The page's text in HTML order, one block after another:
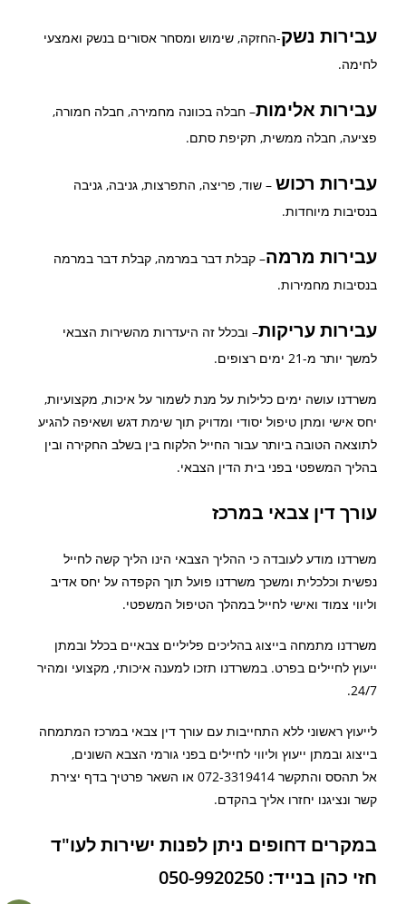
עבירות נשק-החזקה, שימוש ומסחר אסורים בנשק ואמצעי
לחימה.
עבירות אלימות– חבלה בכוונה מחמירה, חבלה חמורה,
פציעה, חבלה ממשית, תקיפת סתם.
עבירות רכוש – שוד, פריצה, התפרצות, גניבה, גניבה
בנסיבות מיוחדות.
עבירות מרמה– קבלת דבר במרמה, קבלת דבר במרמה
בנסיבות מחמירות.
עבירות עריקות– ובכלל זה היעדרות מהשירות הצבאי
למשך יותר מ-21 ימים רצופים.
משרדנו עושה ימים כלילות על מנת לשמור על איכות, מקצועיות,
יחס אישי ומתן טיפול יסודי ומדויק תוך שימת דגש ושאיפה להגיע
לתוצאה הטובה ביותר עבור החייל הלקוח בין בשלב החקירה ובין
בהליך המשפטי בפני בית הדין הצבאי.
עורך דין צבאי במרכז
משרדנו מודע לעובדה כי ההליך הצבאי הינו הליך קשה לחייל
נפשית וכלכלית ומשכך משרדנו פועל תוך הקפדה על יחס אדיב
וליווי צמוד ואישי לחייל במהלך הטיפול המשפטי.
משרדנו מתמחה בייצוג בהליכים פליליים צבאיים בכלל ובמתן
ייעוץ לחיילים בפרט. במשרדנו תזכו למענה איכותי, מקצועי ומהיר
24/7.
לייעוץ ראשוני ללא התחייבות עם עורך דין צבאי במרכז המתמחה
בייצוג ובמתן ייעוץ וליווי לחיילים בפני גורמי הצבא השונים,
אל תהסס והתקשר 072-3319414 או השאר פרטיך בדף יצירת
קשר ונציגנו יחזרו אליך בהקדם.
במקרים דחופים ניתן לפנות ישירות לעו"ד
חזי כהן בנייד: 050-9920250